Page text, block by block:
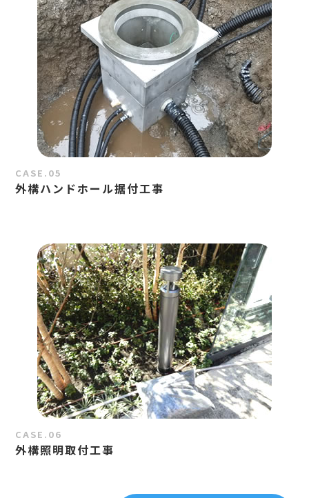
CASE.05
外構ハンドホール据付工事
CASE.06
外構照明取付工事